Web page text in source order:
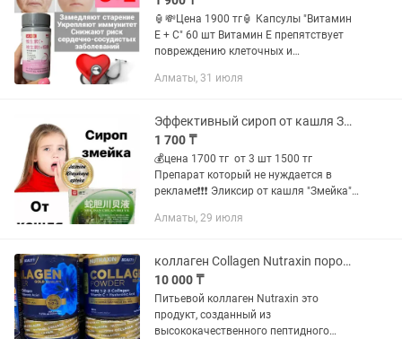
🏮💸Цена 1900 тг🏮 Капсулы "Витамин
Е + С" 60 шт Витамин Е препятствует
повреждению клеточных и
излишнего свободнорадикального
Алматы, 31 июля
Эффективный сироп от кашля Змейка
1 700 ₸
💰цена 1700 тг от 3 шт 1500 тг
Препарат который не нуждается в
рекламе❗❗❗ Эликсир от кашля "Змейка"
препаратов от кашля и для чистки
Алматы, 29 июля
коллаген Collagen Nutraxin порошок
10 000 ₸
Питьевой коллаген Nutraxin это
продукт, созданный из
высококачественного пептидного